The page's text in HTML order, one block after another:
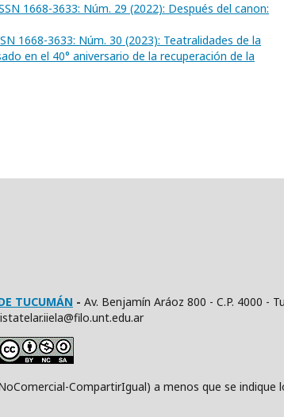
1668-3633: Núm. 29 (2022): Después del canon:
1668-3633: Núm. 30 (2023): Teatralidades de la
en el 40° aniversario de la recuperación de la
TUCUMÁN - Av. Benjamín Aráoz 800 - C.P. 4000 -
CompartirIgual) a menos que se indique